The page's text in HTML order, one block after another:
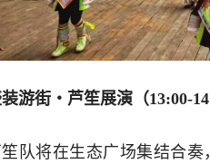
游街・芦笙展演（13:00-
队将在生态广场集结合